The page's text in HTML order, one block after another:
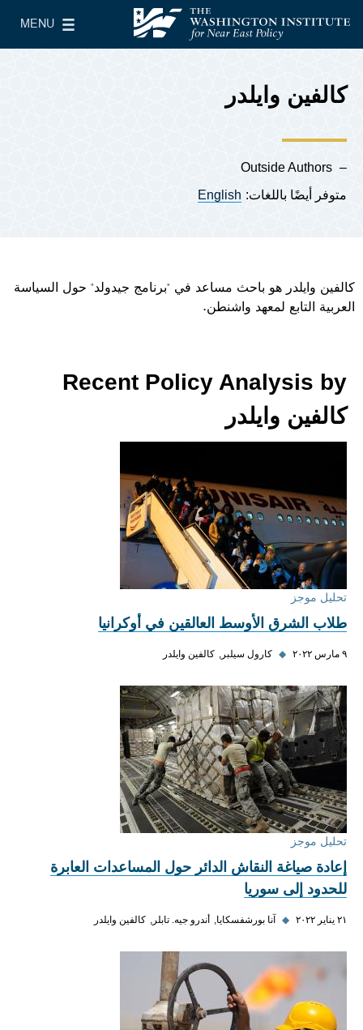
معهد واشنطن لسياسات الشرق الأدنى
MENU
Main Menu
كالفين وايلدر
Outside Authors
متوفر أيضًا باللغات: English
كالفين وايلدر هو باحث مساعد في "برنامج جيدولد" حول السياسة
العربية التابع لمعهد واشنطن.
Recent Policy Analysis by
كالفين وايلدر
تحليل موجز
طلاب الشرق الأوسط العالقين في أوكرانيا
٩ مارس ٢٠٢٢ ◆ كارول سيلبر كالفين وايلدر
تحليل موجز
إعادة صياغة النقاش الدائر حول المساعدات العابرة
للحدود إلى سوريا
٢١ يناير ٢٠٢٢ ◆ آنا بورشفسكايا أندرو جيه. تابلر كالفين وايلدر